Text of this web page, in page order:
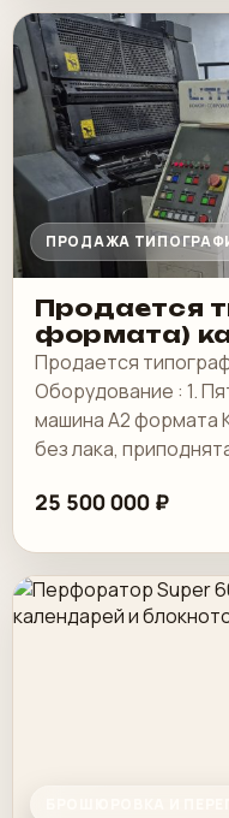
ПРОДАЖА
Продается
формата)
Продается
Оборудование : 1.
машина А2 формата
без лака,
4.КБС, 5.
25 500 000 ₽